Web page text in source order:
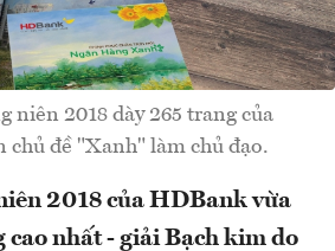
niên 2018 dày 265 trang của
chủ đề "Xanh" làm chủ đạo.
2018 của HDBank vừa
cao nhất - giải Bạch kim do